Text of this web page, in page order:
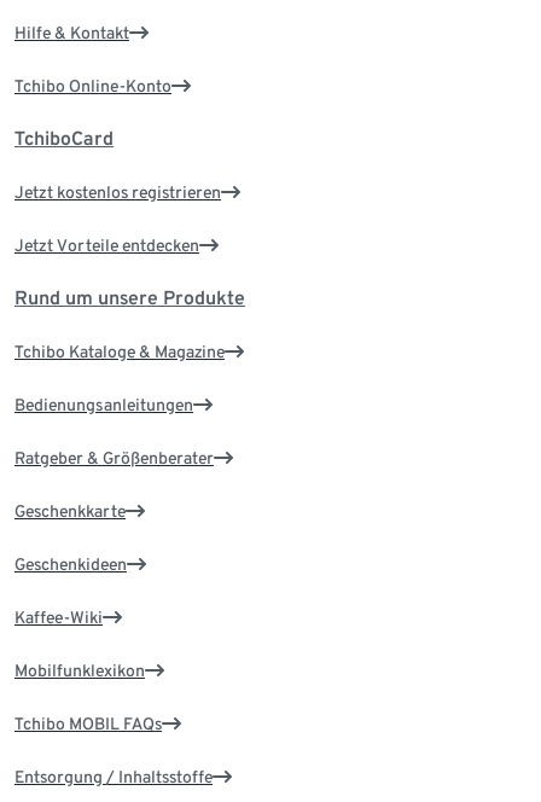
Hilfe & Kontakt
Tchibo Online-Konto
TchiboCard
Jetzt kostenlos registrieren
Jetzt Vorteile entdecken
Rund um unsere Produkte
Tchibo Kataloge & Magazine
Bedienungsanleitungen
Ratgeber & Größenberater
Geschenkkarte
Geschenkideen
Kaffee-Wiki
Mobilfunklexikon
Tchibo MOBIL FAQs
Entsorgung / Inhaltsstoffe